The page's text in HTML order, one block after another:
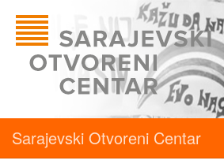
Sarajevski Otvoreni Centar